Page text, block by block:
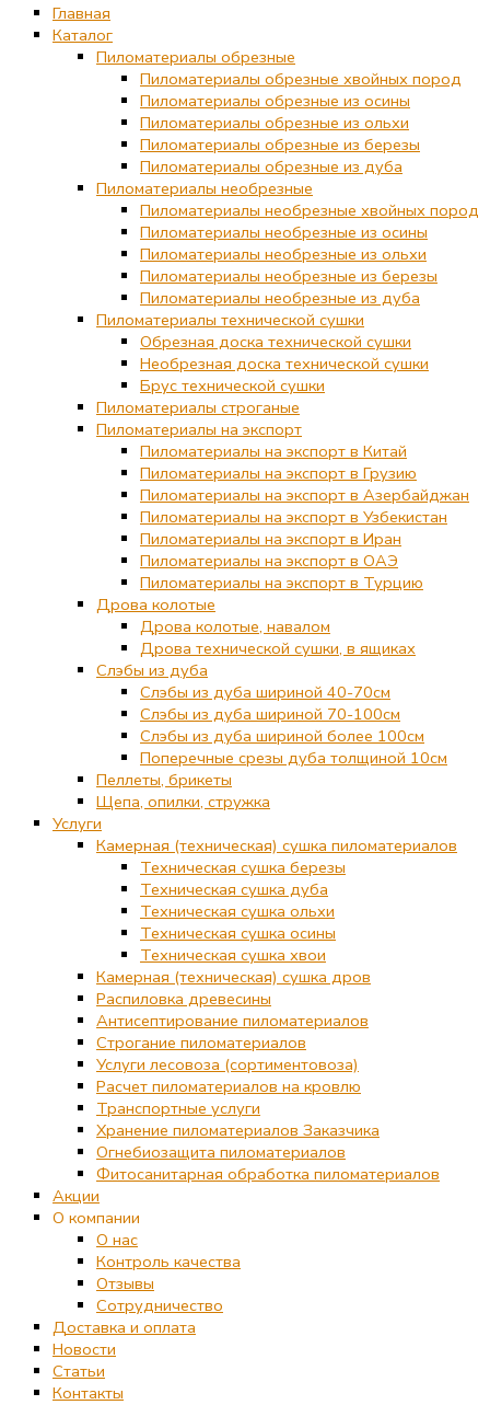
Главная
Каталог
Пиломатериалы обрезные
Пиломатериалы обрезные хвойных пород
Пиломатериалы обрезные из осины
Пиломатериалы обрезные из ольхи
Пиломатериалы обрезные из березы
Пиломатериалы обрезные из дуба
Пиломатериалы необрезные
Пиломатериалы необрезные хвойных пород
Пиломатериалы необрезные из осины
Пиломатериалы необрезные из ольхи
Пиломатериалы необрезные из березы
Пиломатериалы необрезные из дуба
Пиломатериалы технической сушки
Обрезная доска технической сушки
Необрезная доска технической сушки
Брус технической сушки
Пиломатериалы строганые
Пиломатериалы на экспорт
Пиломатериалы на экспорт в Китай
Пиломатериалы на экспорт в Грузию
Пиломатериалы на экспорт в Азербайджан
Пиломатериалы на экспорт в Узбекистан
Пиломатериалы на экспорт в Иран
Пиломатериалы на экспорт в ОАЭ
Пиломатериалы на экспорт в Турцию
Дрова колотые
Дрова колотые, навалом
Дрова технической сушки, в ящиках
Слэбы из дуба
Слэбы из дуба шириной 40-70см
Слэбы из дуба шириной 70-100см
Слэбы из дуба шириной более 100см
Поперечные срезы дуба толщиной 10см
Пеллеты, брикеты
Щепа, опилки, стружка
Услуги
Камерная (техническая) сушка пиломатериалов
Техническая сушка березы
Техническая сушка дуба
Техническая сушка ольхи
Техническая сушка осины
Техническая сушка хвои
Камерная (техническая) сушка дров
Распиловка древесины
Антисептирование пиломатериалов
Строгание пиломатериалов
Услуги лесовоза (сортиментовоза)
Расчет пиломатериалов на кровлю
Транспортные услуги
Хранение пиломатериалов Заказчика
Огнебиозащита пиломатериалов
Фитосанитарная обработка пиломатериалов
Акции
О компании
О нас
Контроль качества
Отзывы
Сотрудничество
Доставка и оплата
Новости
Статьи
Контакты